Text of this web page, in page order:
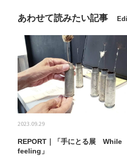
あわせて読みたい記事
2023.09.29
REPORT｜「手にとる展 While
feeling」